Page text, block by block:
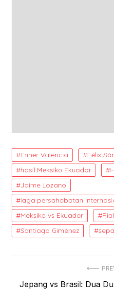
Enner Valencia
Félix
hasil Meksiko Ekuador
Jaime Lozano
laga persahabatan
Meksiko vs Ekuador
Santiago Giménez
Previous
Jepang vs Brasil: Dua